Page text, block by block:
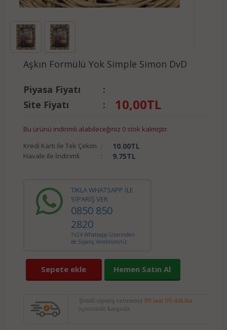
Aşkın Formülü Yok Simple Simon DvD
Piyasa Fiyatı
:
Site Fiyatı
: 10,00TL
Bu ürünü indirimli alabileceğiniz 0 stok kalmıştır.
Kredi Kartı ile Tek Çekim : 10.00TL
Havale ile İndirimli : 9.75TL
TIKLA WHATSAPP İLE
SİPARİŞ VER
0850 850
2820
7x24 Whatsapp Üzerinden
de Sipariş Verebilirsiniz.
Sepete ekle Hemen Satın Al
Şimdi sipariş verirseniz 90 saat 00 dakika
içerisinde kargoda.